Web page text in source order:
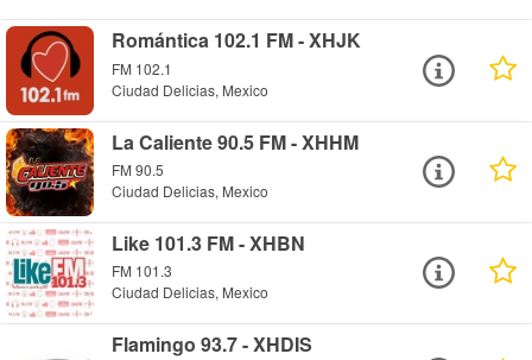
Romántica 102.1 FM - XHJK
FM 102.1
Ciudad Delicias, Mexico
La Caliente 90.5 FM - XHHM
FM 90.5
Ciudad Delicias, Mexico
Like 101.3 FM - XHBN
FM 101.3
Ciudad Delicias, Mexico
Flamingo 93.7 - XHDIS